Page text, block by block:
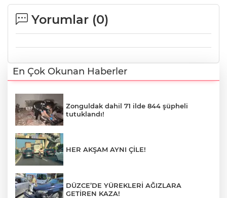
Yorumlar (0)
En Çok Okunan Haberler
Zonguldak dahil 71 ilde 844 şüpheli
tutuklandı!
HER AKŞAM AYNI ÇİLE!
DÜZCE’DE YÜREKLERİ AĞIZLARA
GETİREN KAZA!